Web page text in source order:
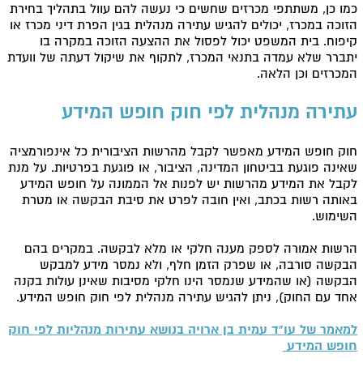
כמו כן, משתתפי מכרזים שחשים כי נעשה להם עוול בתהליך בחירת
הזוכה במכרז, יכולים להגיש עתירה מנהלית בגין הפרת דיני מכרז או
קיפוח. בית המשפט יכול לפסול את ההצעה הזוכה במקרה בו
יתברר שלא עמדה בתנאי המכרז, לתקוף את שיקול דעתה של וועדת
המכרזים וכן הלאה.
עתירה מנהלית לפי חוק חופש המידע
חוק חופש המידע מאפשר לקבל מהרשות הציבורית כל אינפורמציה
שאינה פוגעת בביטחון המדינה, הציבור, או פוגעת בפרטיות. על מנת
לקבל את המידע מהרשות יש לפנות אל הממונה על חופש המידע
באותה רשות בכתב, ואין חובה לפרט את סיבת הבקשה או מטרת
השימוש.
הרשות אמורה לספק מענה חלקי או מלא לבקשה. במקרים בהם
הבקשה סורבה, או שפרק הזמן חלף, ולא נמסר מידע למבקש
הבקשה (או שהמידע שנמסר הינו חלקי מסיבות שאינן עולות בקנה
אחד עם החוק), ניתן להגיש עתירה מנהלית לפי חוק חופש המידע.
למאמר של עו"ד עמית בן ארויה בנושא עתירות מנהליות לפי חוק
חופש המידע